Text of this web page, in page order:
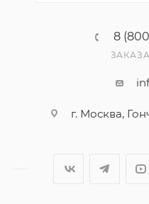
8
г. Москва,